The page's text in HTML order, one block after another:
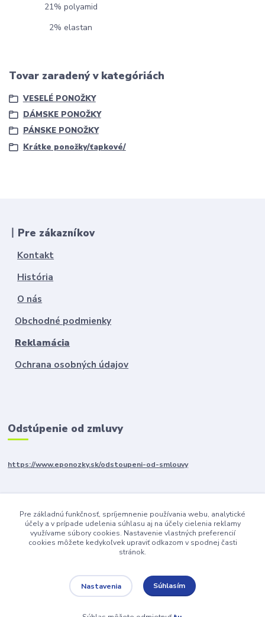
21% polyamid
2% elastan
Tovar zaradený v kategóriách
VESELÉ PONOŽKY
DÁMSKE PONOŽKY
PÁNSKE PONOŽKY
Krátke ponožky/ťapkové/
丨Pre zákazníkov
Kontakt
História
O nás
Obchodné podmienky
Reklamácia
Ochrana osobných údajov
Odstúpenie od zmluvy
https://www.eponozky.sk/odstoupeni-od-smlouvy
Upravit sběr cookies.
Pre základnú funkčnosť, spríjemnenie používania webu, analytické
účely a v prípade udelenia súhlasu aj na účely cielenia reklamy
využívame súbory cookies. Nastavenie vlastných preferencií
cookies môžete kedykoľvek upraviť odkazom v spodnej časti
stránok.
Nastavenia Súhlasím